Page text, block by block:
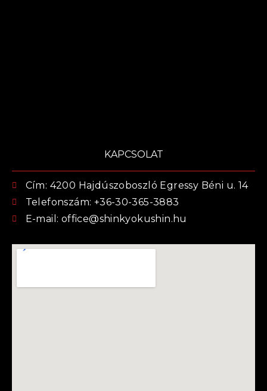
KAPCSOLAT
Cím: 4200 Hajdúszoboszló Egressy Béni u. 14
Telefonszám: +36-30-365-3883
E-mail: office@shinkyokushin.hu